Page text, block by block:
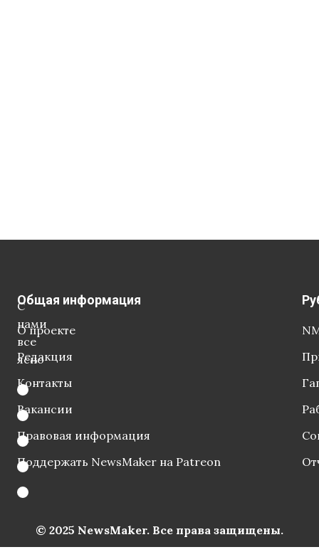
С
нами
все
ясно
Общая информация
О проекте
Редакция
Контакты
Вакансии
Правовая информация
Поддержать NewsMaker на Patreon
© 2025 NewsMaker. Все права защищены.